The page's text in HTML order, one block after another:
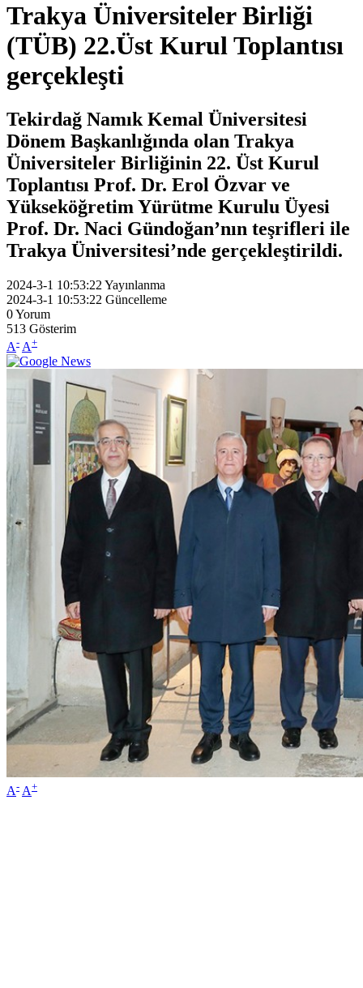
Trakya Üniversiteler Birliği
(TÜB) 22.Üst Kurul Toplantısı
gerçekleşti
Tekirdağ Namık Kemal Üniversitesi
Dönem Başkanlığında olan Trakya
Üniversiteler Birliğinin 22. Üst Kurul
Toplantısı Prof. Dr. Erol Özvar ve
Yükseköğretim Yürütme Kurulu Üyesi
Prof. Dr. Naci Gündoğan’nın teşrifleri ile
Trakya Üniversitesi’nde gerçekleştirildi.
2024-3-1 10:53:22 Yayınlanma
2024-3-1 10:53:22 Güncelleme
0Yorum
513 Gösterim
A- A+
A- A+